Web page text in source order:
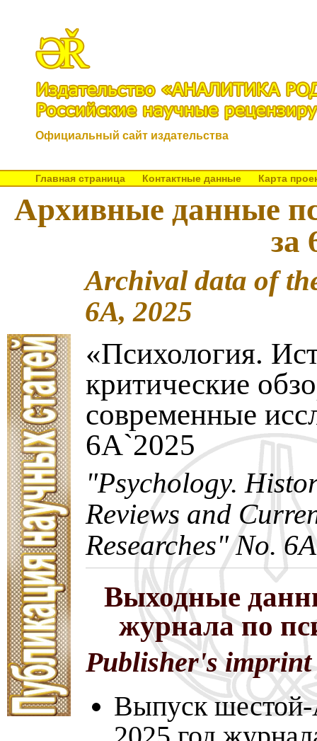
Официальный сайт издательства
Главная страница Контактные данные Карта
Архивные данные
за
Archival data of
6A, 2025
«Психология.
критические
современные
6A`2025
"Psychology.
Reviews and
Researches" No.
Выходные
журнала по
Publisher's imprint
Выпуск